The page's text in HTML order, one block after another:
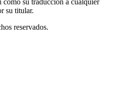
su titular.
reservados.